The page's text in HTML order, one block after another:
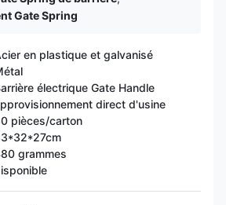
Gate Spring
en plastique et galvanisé
électrique Gate Handle
direct d'usine
pièces/carton
grammes